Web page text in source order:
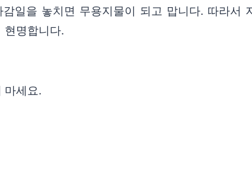
일을 놓치면 무용지물이 되고 맙니다. 따라서
명합니다.
마세요.